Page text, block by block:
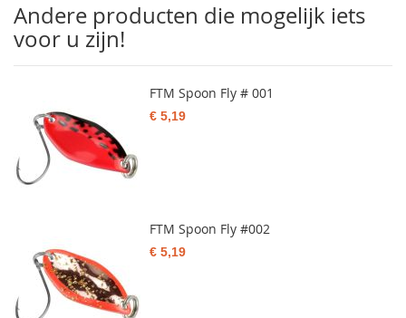
Andere producten die mogelijk iets
voor u zijn!
FTM Spoon Fly # 001
€ 5,19
FTM Spoon Fly #002
€ 5,19